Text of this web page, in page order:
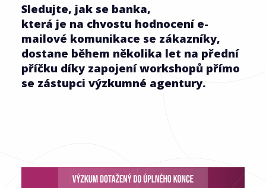
Sledujte, jak se banka,
která je na chvostu hodnocení e-
mailové komunikace se zákazníky,
dostane během několika let na přední
příčku díky zapojení workshopů přímo
se zástupci výzkumné agentury.